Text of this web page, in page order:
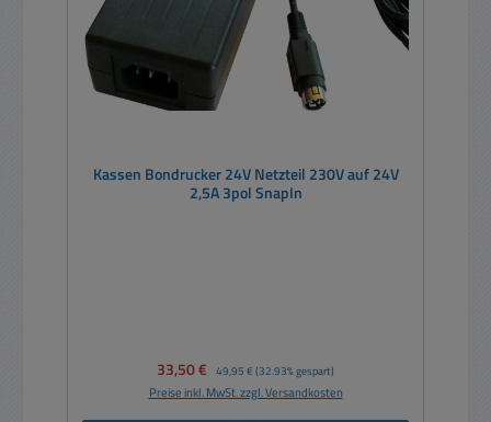
Kassen Bondrucker 24V Netzteil 230V auf 24V
2,5A 3pol SnapIn
Verkaufspreis:
33,50 € Regulärer Preis:
49,95 € (32.93% gespart)
Preise inkl. MwSt. zzgl. Versandkosten